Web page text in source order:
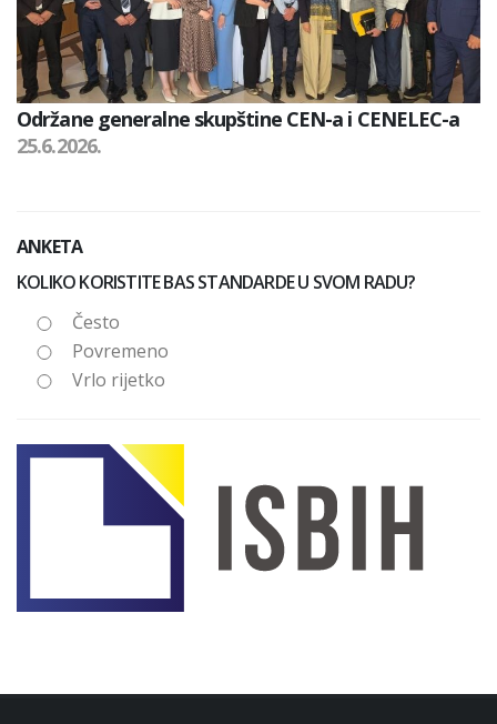
Održane generalne skupštine CEN-a i CENELEC-a
25.6.2026.
ANKETA
KOLIKO KORISTITE BAS STANDARDE U SVOM RADU?
Često
Povremeno
Vrlo rijetko